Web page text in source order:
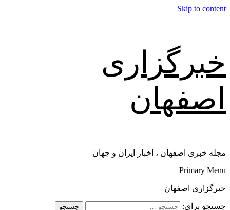
Skip to content
خبرگزاری
اصفهان
مجله خبری اصفهان ، اخبار ایران و جهان
Primary Menu
خبرگزاری اصفهان
جستجو برای: